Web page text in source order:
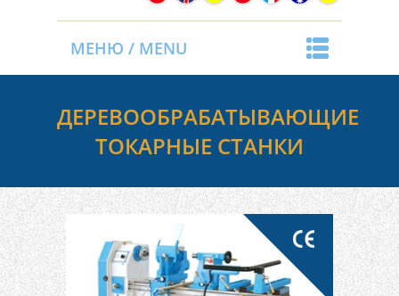
МЕНЮ / MENU
ДЕРЕВООБРАБАТЫВАЮЩИE
ТОКАРНЫE СТАНКИ